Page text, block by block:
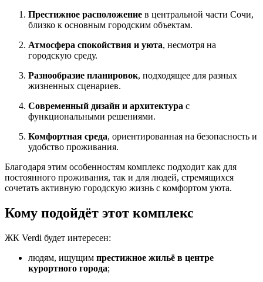
Престижное расположение в центральной части Сочи,
близко к основным городским объектам.
Атмосфера спокойствия и уюта, несмотря на
городскую среду.
Разнообразие планировок, подходящее для разных
жизненных сценариев.
Современный дизайн и архитектура с
функциональными решениями.
Комфортная среда, ориентированная на безопасность и
удобство проживания.
Благодаря этим особенностям комплекс подходит как для
постоянного проживания, так и для людей, стремящихся
сочетать активную городскую жизнь с комфортом уюта.
Кому подойдёт этот комплекс
ЖК Verdi будет интересен:
людям, ищущим престижное жильё в центре
курортного города;